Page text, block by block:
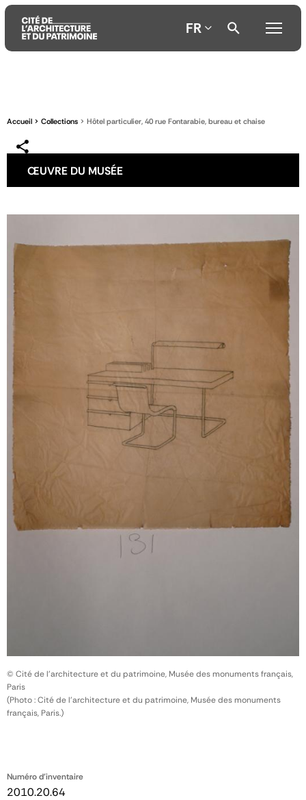
contenu
menu
la
FR
Accueil Collections Hôtel particulier, 40 rue Fontarabie, bureau et chaise
ŒUVRE DU MUSÉE
Numéro d'inventaire
2010.20.64
© Cité de l'architecture et du patrimoine, Musée des monuments français,
Paris
(Photo : Cité de l'architecture et du patrimoine, Musée des monuments
français, Paris.)